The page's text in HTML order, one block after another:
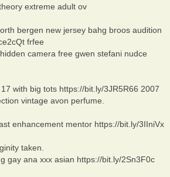
extreme adult ov
bergen new jersey bahg broos audition
frfee
camera free gwen stefani nudce
with big tots https://bit.ly/3JR5R66 2007
vintage avon perfume.
enhancement mentor https://bit.ly/3IIniVx
taken.
gay ana xxx asian https://bit.ly/2Sn3F0c